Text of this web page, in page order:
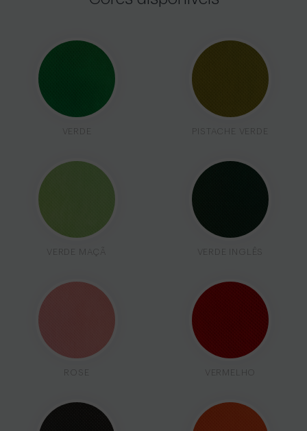
VERDE PISTACHE VERDE
VERDE MAÇÃ VERDE INGLÊS
ROSE VERMELHO